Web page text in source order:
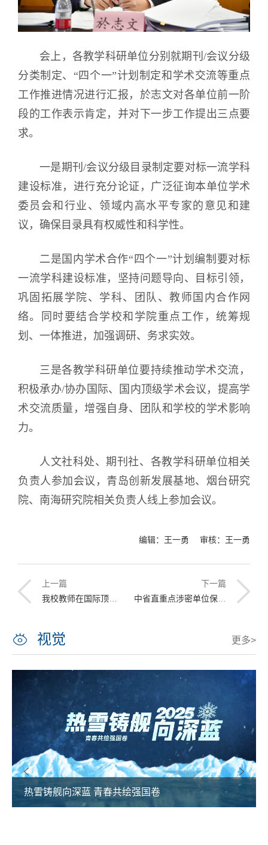
会上，各教学科研单位分别就期刊/会议分级
分类制定、“四个一”计划制定和学术交流等重点
工作推进情况进行汇报，於志文对各单位前一阶
段的工作表示肯定，并对下一步工作提出三点要
求。
一是期刊/会议分级目录制定要对标一流学科
建设标准，进行充分论证，广泛征询本单位学术
委员会和行业、领域内高水平专家的意见和建
议，确保目录具有权威性和科学性。
二是国内学术合作“四个一”计划编制要对标
一流学科建设标准，坚持问题导向、目标引领，
巩固拓展学院、学科、团队、教师国内合作网
络。同时要结合学校和学院重点工作，统筹规
划、一体推进，加强调研、务求实效。
三是各教学科研单位要持续推动学术交流，
积极承办/协办国际、国内顶级学术会议，提高学
术交流质量，增强自身、团队和学校的学术影响
力。
人文社科处、期刊社、各教学科研单位相关
负责人参加会议，青岛创新发展基地、烟台研究
院、南海研究院相关负责人线上参加会议。
编辑：王一勇 审核：王一勇
上一篇
我校教师在国际顶级期刊TPAMI发表论文
下一篇
中省直重点涉密单位保密办主任业务培训班在我校成功举行
视觉 更多>
哈工程举行第十六届合唱与重唱比赛